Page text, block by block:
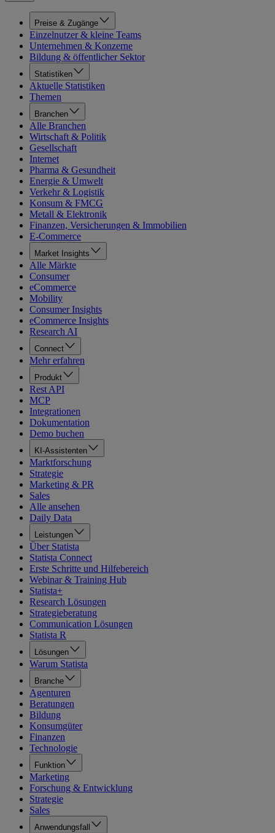
Preise & Zugänge
Einzelnutzer & kleine Teams
Unternehmen & Konzerne
Bildung & öffentlicher Sektor
Statistiken
Aktuelle Statistiken
Themen
Branchen
Alle Branchen
Wirtschaft & Politik
Gesellschaft
Internet
Pharma & Gesundheit
Energie & Umwelt
Verkehr & Logistik
Konsum & FMCG
Metall & Elektronik
Finanzen, Versicherungen & Immobilien
E-Commerce
Market Insights
Alle Märkte
Consumer
eCommerce
Mobility
Consumer Insights
eCommerce Insights
Research AI
Connect
Mehr erfahren
Produkt
Rest API
MCP
Integrationen
Dokumentation
Demo buchen
KI-Assistenten
Marktforschung
Strategie
Marketing & PR
Sales
Alle ansehen
Daily Data
Leistungen
Über Statista
Statista Connect
Erste Schritte und Hilfebereich
Webinar & Training Hub
Statista+
Research Lösungen
Strategieberatung
Communication Lösungen
Statista R
Lösungen
Warum Statista
Branche
Agenturen
Beratungen
Bildung
Konsumgüter
Finanzen
Technologie
Funktion
Marketing
Forschung & Entwicklung
Strategie
Sales
Anwendungsfall